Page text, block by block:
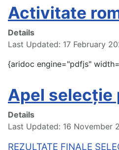
Activitate
Details
Last Updated: 17 February
{aridoc engine="pdfjs"
Apel selecție
Details
Last Updated: 16 November
REZULTATE FINALE